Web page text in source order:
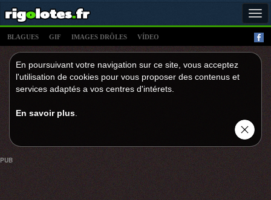
BLAGUES GIF IMAGES DRÔLES VÍDEO
En poursuivant votre navigation sur ce site, vous acceptez
l'utilisation de cookies pour vous proposer des contenus et
services adaptés a vos centres d'intérets.
En savoir plus
PUB